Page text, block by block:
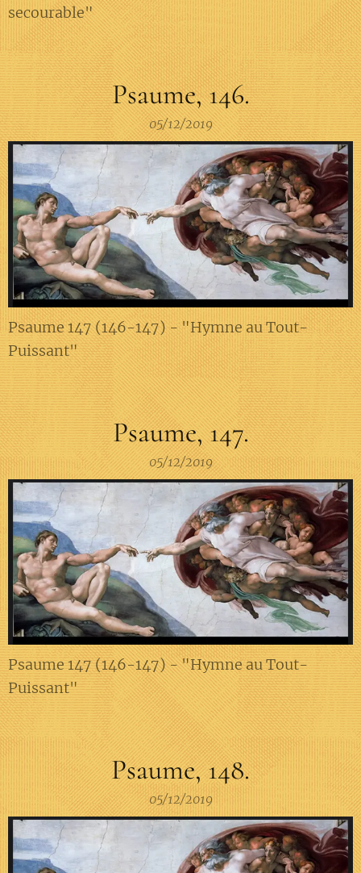
secourable"
Psaume, 146.
05/12/2019
Psaume 147 (146-147) - "Hymne au Tout-
Puissant"
Psaume, 147.
05/12/2019
Psaume 147 (146-147) - "Hymne au Tout-
Puissant"
Psaume, 148.
05/12/2019